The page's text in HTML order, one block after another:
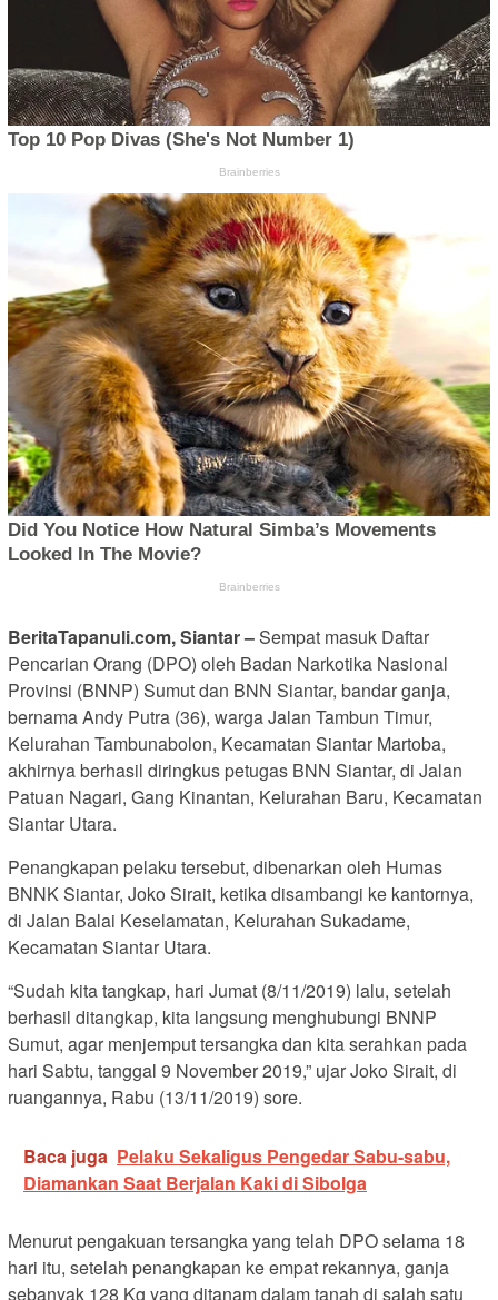
BeritaTapanuli.com, Siantar –Sempat masuk Daftar
Pencarian Orang (DPO) oleh Badan Narkotika Nasional
Provinsi (BNNP) Sumut dan BNN Siantar, bandar ganja,
bernama Andy Putra (36), warga Jalan Tambun Timur,
Kelurahan Tambunabolon, Kecamatan Siantar Martoba,
akhirnya berhasil diringkus petugas BNN Siantar, di Jalan
Patuan Nagari, Gang Kinantan, Kelurahan Baru, Kecamatan
Siantar Utara.
Penangkapan pelaku tersebut, dibenarkan oleh Humas
BNNK Siantar, Joko Sirait, ketika disambangi ke kantornya,
di Jalan Balai Keselamatan, Kelurahan Sukadame,
Kecamatan Siantar Utara.
“Sudah kita tangkap, hari Jumat (8/11/2019) lalu, setelah
berhasil ditangkap, kita langsung menghubungi BNNP
Sumut, agar menjemput tersangka dan kita serahkan pada
hari Sabtu, tanggal 9 November 2019,” ujar Joko Sirait, di
ruangannya, Rabu (13/11/2019) sore.
Baca juga Pelaku Sekaligus Pengedar Sabu-sabu,
Diamankan Saat Berjalan Kaki di Sibolga
Menurut pengakuan tersangka yang telah DPO selama 18
hari itu, setelah penangkapan ke empat rekannya, ganja
sebanyak 128 Kg yang ditanam dalam tanah di salah satu